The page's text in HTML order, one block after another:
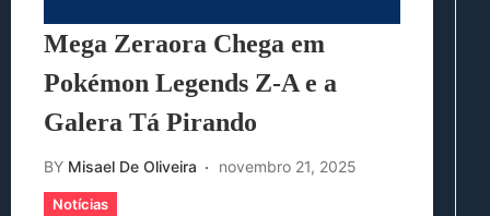
Mega Zeraora Chega em
Pokémon Legends Z-A e a
Galera Tá Pirando
BY Misael De Oliveira novembro 21, 2025
Notícias